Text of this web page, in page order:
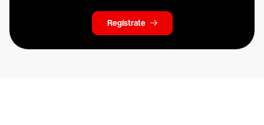
Regístrate